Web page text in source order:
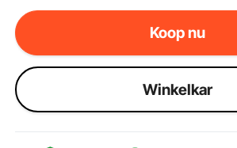
Koop nu
Winkelkar